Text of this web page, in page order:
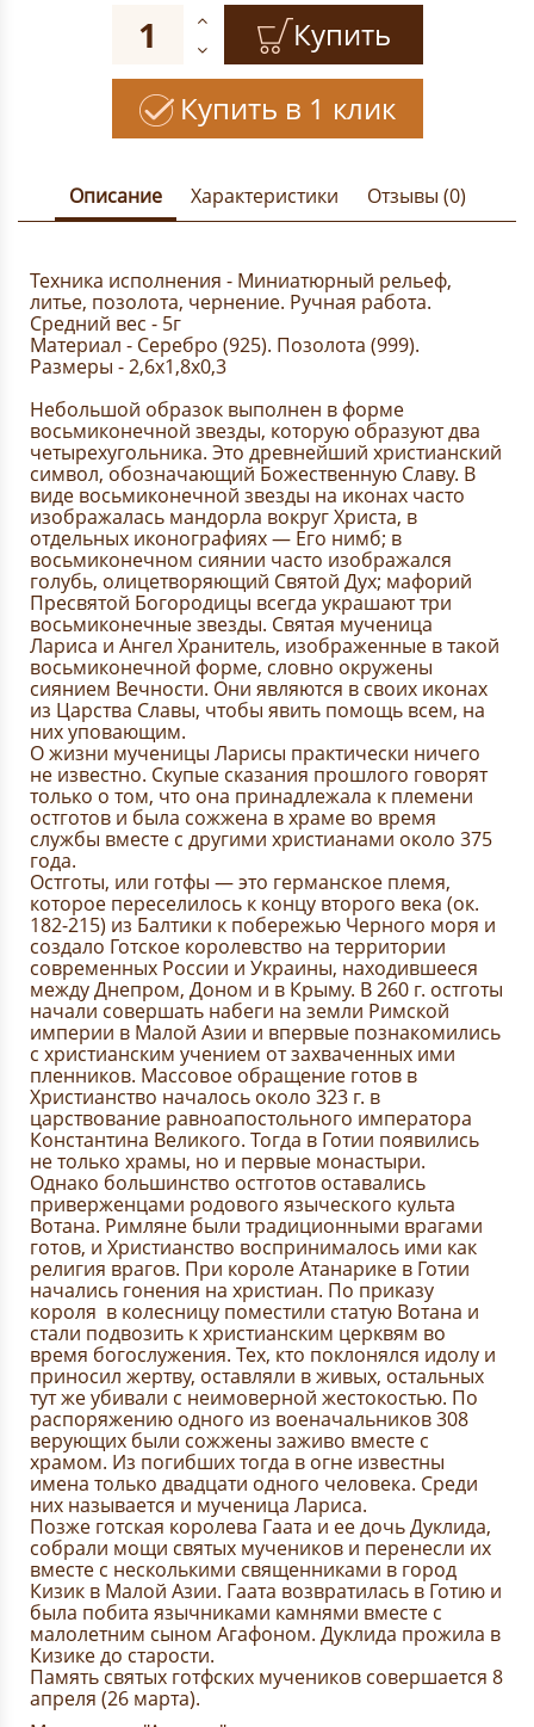
Купить
Купить в 1 клик
Описание Характеристики Отзывы (0)
Техника исполнения - Миниатюрный рельеф,
литье, позолота, чернение. Ручная работа.
Средний вес - 5г
Материал - Серебро (925). Позолота (999).
Размеры - 2,6х1,8х0,3
Небольшой образок выполнен в форме
восьмиконечной звезды, которую образуют два
четырехугольника. Это древнейший христианский
символ, обозначающий Божественную Славу. В
виде восьмиконечной звезды на иконах часто
изображалась мандорла вокруг Христа, в
отдельных иконографиях — Его нимб; в
восьмиконечном сиянии часто изображался
голубь, олицетворяющий Святой Дух; мафорий
Пресвятой Богородицы всегда украшают три
восьмиконечные звезды. Святая мученица
Лариса и Ангел Хранитель, изображенные в такой
восьмиконечной форме, словно окружены
сиянием Вечности. Они являются в своих иконах
из Царства Славы, чтобы явить помощь всем, на
них уповающим.
О жизни мученицы Ларисы практически ничего
не известно. Скупые сказания прошлого говорят
только о том, что она принадлежала к племени
остготов и была сожжена в храме во время
службы вместе с другими христианами около 375
года.
Остготы, или готфы — это германское племя,
которое переселилось к концу второго века (ок.
182-215) из Балтики к побережью Черного моря и
создало Готское королевство на территории
современных России и Украины, находившееся
между Днепром, Доном и в Крыму. В 260 г. остготы
начали совершать набеги на земли Римской
империи в Малой Азии и впервые познакомились
с христианским учением от захваченных ими
пленников. Массовое обращение готов в
Христианство началось около 323 г. в
царствование равноапостольного императора
Константина Великого. Тогда в Готии появились
не только храмы, но и первые монастыри.
Однако большинство остготов оставались
приверженцами родового языческого культа
Вотана. Римляне были традиционными врагами
готов, и Христианство воспринималось ими как
религия врагов. При короле Атанарике в Готии
начались гонения на христиан. По приказу
короля в колесницу поместили статую Вотана и
стали подвозить к христианским церквям во
время богослужения. Тех, кто поклонялся идолу и
приносил жертву, оставляли в живых, остальных
тут же убивали с неимоверной жестокостью. По
распоряжению одного из военачальников 308
верующих были сожжены заживо вместе с
храмом. Из погибших тогда в огне известны
имена только двадцати одного человека. Среди
них называется и мученица Лариса.
Позже готская королева Гаата и ее дочь Дуклида,
собрали мощи святых мучеников и перенесли их
вместе с несколькими священниками в город
Кизик в Малой Азии. Гаата возвратилась в Готию и
была побита язычниками камнями вместе с
малолетним сыном Агафоном. Дуклида прожила в
Кизике до старости.
Память святых готфских мучеников совершается 8
апреля (26 марта).